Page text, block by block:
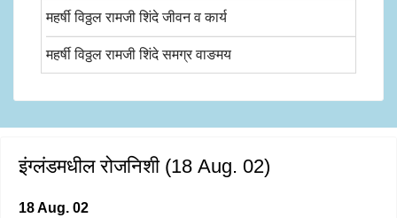
महर्षी विठ्ठल रामजी शिंदे जीवन व कार्य
महर्षी विठ्ठल रामजी शिंदे समग्र वाङमय
इंग्लंडमधील रोजनिशी (18 Aug. 02)
18 Aug. 02